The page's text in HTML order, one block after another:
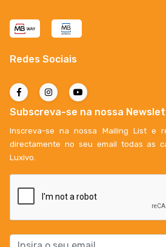
Redes Sociais
Subscreva-se na nossa
Inscreva-se na nossa Mailing List e
directamente no seu email todas as
Luxivo.